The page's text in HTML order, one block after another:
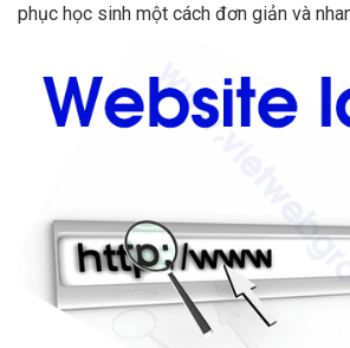
phục học sinh một cách đơn giản và